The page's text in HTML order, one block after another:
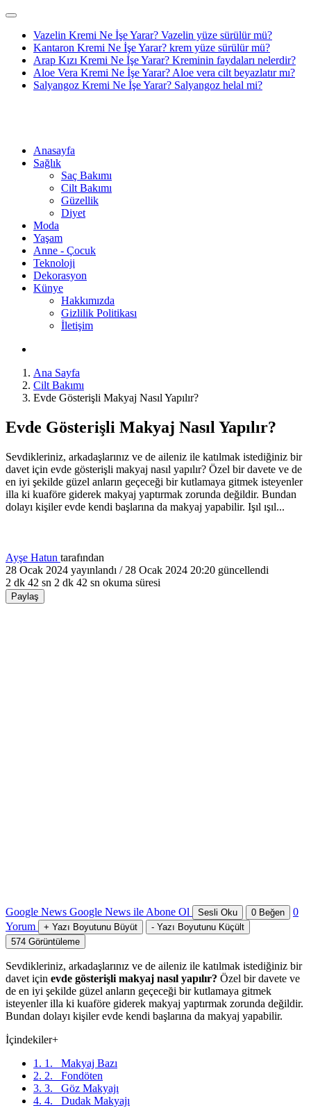
Vazelin Kremi Ne İşe Yarar? Vazelin yüze sürülür mü?
Kantaron Kremi Ne İşe Yarar? krem yüze sürülür mü?
Arap Kızı Kremi Ne İşe Yarar? Kreminin faydaları nelerdir?
Aloe Vera Kremi Ne İşe Yarar? Aloe vera cilt beyazlatır mı?
Salyangoz Kremi Ne İşe Yarar? Salyangoz helal mi?
Anasayfa
Sağlık
Saç Bakımı
Cilt Bakımı
Güzellik
Diyet
Moda
Yaşam
Anne - Çocuk
Teknoloji
Dekorasyon
Künye
Hakkımızda
Gizlilik Politikası
İletişim
Ana Sayfa
Cilt Bakımı
Evde Gösterişli Makyaj Nasıl Yapılır?
Evde Gösterişli Makyaj Nasıl Yapılır?
Sevdikleriniz, arkadaşlarınız ve de aileniz ile katılmak istediğiniz bir
davet için evde gösterişli makyaj nasıl yapılır? Özel bir davete ve de
en iyi şekilde güzel anların geçeceği bir kutlamaya gitmek isteyenler
illa ki kuaföre giderek makyaj yaptırmak zorunda değildir. Bundan
dolayı kişiler evde kendi başlarına da makyaj yapabilir. Işıl ışıl...
Ayşe Hatun tarafından
28 Ocak 2024 yayınlandı / 28 Ocak 2024 20:20 güncellendi
2 dk 42 sn 2 dk 42 sn okuma süresi
Paylaş
Google News Google News ile Abone Ol Sesli Oku 0 Beğen
0
Yorum
+ Yazı Boyutunu Büyüt - Yazı Boyutunu Küçült
574 Görüntüleme
Sevdikleriniz, arkadaşlarınız ve de aileniz ile katılmak istediğiniz bir
davet için evde gösterişli makyaj nasıl yapılır? Özel bir davete ve
de en iyi şekilde güzel anların geçeceği bir kutlamaya gitmek
isteyenler illa ki kuaföre giderek makyaj yaptırmak zorunda değildir.
Bundan dolayı kişiler evde kendi başlarına da makyaj yapabilir.
İçindekiler+
1. 1. Makyaj Bazı
2. 2. Fondöten
3. 3. Göz Makyajı
4. 4. Dudak Makyajı